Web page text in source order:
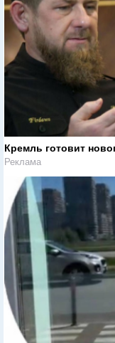
Кремль готовит
Реклама